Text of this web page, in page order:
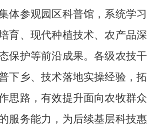
体参观园区科普馆，系统学习
育、现代种植技术、农产品深
保护等前沿成果。各级农技干
下乡、技术落地实操经验，拓
思路，有效提升面向农牧群众
服务能力，为后续基层科技惠